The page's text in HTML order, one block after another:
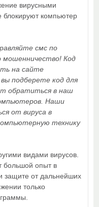
вирусными
компьютер
смс по
мошенничество! Код
на сайте
подберете код для
обратиться в наш
Наши
от вируса в
технику
видами вирусов.
большой опыт в
защите от дальнейших
только